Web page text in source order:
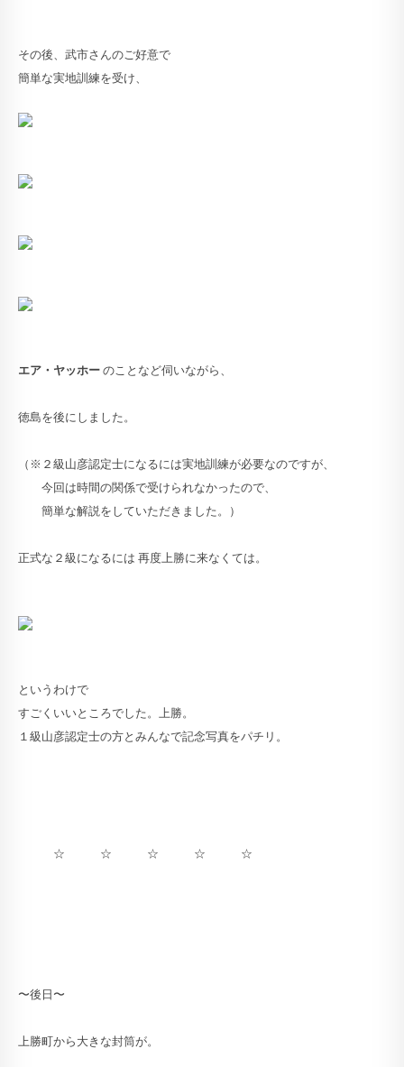
その後、武市さんのご好意で
簡単な実地訓練を受け、
エア・ヤッホーのことなど伺いながら、
徳島を後にしました。
（※２級山彦認定士になるには実地訓練が必要なのですが、
今回は時間の関係で受けられなかったので、
簡単な解説をしていただきました。）
正式な２級になるには 再度上勝に来なくては。
というわけで
すごくいいところでした。上勝。
１級山彦認定士の方とみんなで記念写真をパチリ。
☆ ☆ ☆ ☆ ☆
〜後日〜
上勝町から大きな封筒が。